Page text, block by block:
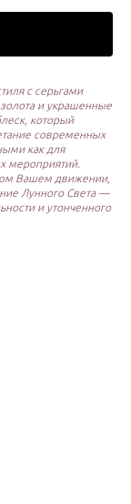
с серьгами
и украшенные
который
современных
как для
мероприятий.
Вашем движении,
Лунного Света —
и утонченного